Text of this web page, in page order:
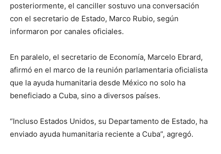
posteriormente, el canciller sostuvo una conversación
con el secretario de Estado, Marco Rubio, según
informaron por canales oficiales.
En paralelo, el secretario de Economía, Marcelo Ebrard,
afirmó en el marco de la reunión parlamentaria oficialista
que la ayuda humanitaria desde México no solo ha
beneficiado a Cuba, sino a diversos países.
“Incluso Estados Unidos, su Departamento de Estado, ha
enviado ayuda humanitaria reciente a Cuba”, agregó.